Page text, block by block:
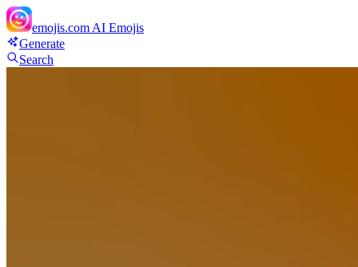
emojis.com AI Emojis
Generate
Search